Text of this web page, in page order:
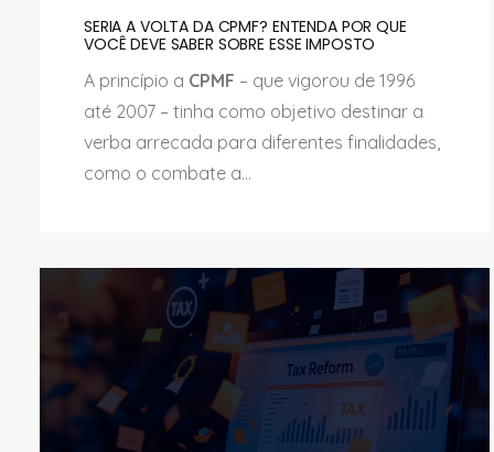
SERIA A VOLTA DA CPMF? ENTENDA POR QUE
VOCÊ DEVE SABER SOBRE ESSE IMPOSTO
A princípio a CPMF – que vigorou de 1996
até 2007 – tinha como objetivo destinar a
verba arrecada para diferentes finalidades,
como o combate a...